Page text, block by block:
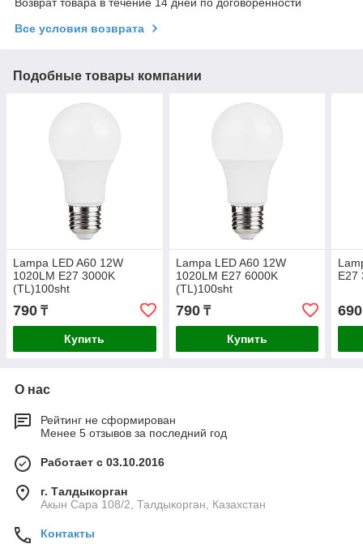
Все условия возврата
Подобные товары компании
Lampa LED A60 12W
1020LM E27 3000K
(TL)100sht
790 ₸
Купить
Lampa LED A60 12W
1020LM E27 6000K
(TL)100sht
790₸
Купить
E27
690
О нас
Рейтинг не сформирован
Менее 5 отзывов за последний год
Работает с 03.10.2016
г. Талдыкорган
Акын Сара 108/2, Талдыкорган, Казахстан
Контакты